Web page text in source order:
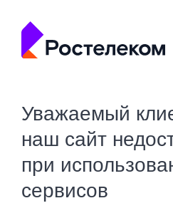
Уважаемый
наш сайт
при
сервисов